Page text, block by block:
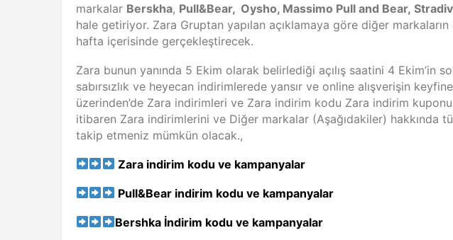
markalar Berskha, Pull&Bear, Oysho, Massimo Pull and Bear,
hale getiriyor. Zara Gruptan yapılan açıklamaya göre diğer
hafta içerisinde gerçekleştirecek.
Zara bunun yanında 5 Ekim olarak belirlediği açılış saatini 4 Ekim’in
sabırsızlık ve heyecan indirimlerede yansır ve online alışverişin
üzerinden’de Zara indirimleri ve Zara indirim kodu Zara indirim kuponu
itibaren Zara indirimlerini ve Diğer markalar (Aşağıdakiler) hakkında
takip etmeniz mümkün olacak.,
Zara indirim kodu ve kampanyalar
Pull&Bear indirim kodu ve kampanyalar
Bershka İndirim kodu ve kampanyalar